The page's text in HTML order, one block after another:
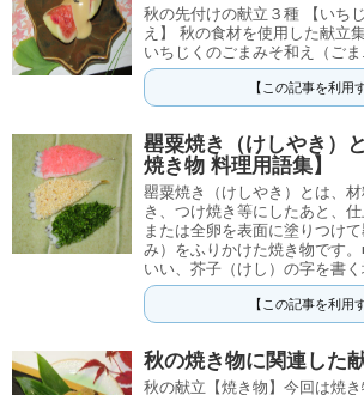
秋の先付けの献立３種 【いち
え】 秋の食材を使用した献立
いちじくのごまみそ和え（ごま
【この記事を利用
罌粟焼き（けしやき）
焼き物 料理用語集】
罌粟焼き（けしやき）とは、
き、つけ焼き等にしたあと、仕
または全卵を表面に塗りつけ
み）をふりかけた焼き物です
いい、芥子（けし）の字を書く
【この記事を利用
秋の焼き物に関連した
秋の献立【焼き物】今回は焼